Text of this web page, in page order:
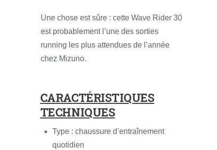
Une chose est sûre : cette Wave Rider 30
est probablement l’une des sorties
running les plus attendues de l’année
chez Mizuno.
CARACTÉRISTIQUES
TECHNIQUES
Type : chaussure d’entraînement
quotidien